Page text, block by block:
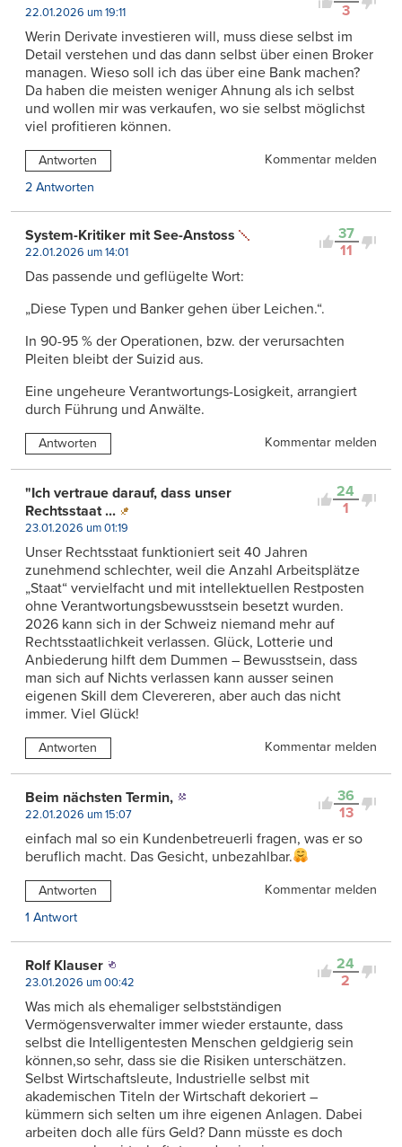
3
22.01.2026 um 19:11
Werin Derivate investieren will, muss diese selbst im
Detail verstehen und das dann selbst über einen Broker
managen. Wieso soll ich das über eine Bank machen?
Da haben die meisten weniger Ahnung als ich selbst
und wollen mir was verkaufen, wo sie selbst möglichst
viel profitieren können.
Antworten
Kommentar melden
2 Antworten
37
11
System-Kritiker mit See-Anstoss
22.01.2026 um 14:01
Das passende und geflügelte Wort:
„Diese Typen und Banker gehen über Leichen.“.
In 90-95 % der Operationen, bzw. der verursachten
Pleiten bleibt der Suizid aus.
Eine ungeheure Verantwortungs-Losigkeit, arrangiert
durch Führung und Anwälte.
Antworten Kommentar melden
24
1
"Ich vertraue darauf, dass unser
Rechtsstaat ...
23.01.2026 um 01:19
Unser Rechtsstaat funktioniert seit 40 Jahren
zunehmend schlechter, weil die Anzahl Arbeitsplätze
„Staat“ vervielfacht und mit intellektuellen Restposten
ohne Verantwortungsbewusstsein besetzt wurden.
2026 kann sich in der Schweiz niemand mehr auf
Rechtsstaatlichkeit verlassen. Glück, Lotterie und
Anbiederung hilft dem Dummen – Bewusstsein, dass
man sich auf Nichts verlassen kann ausser seinen
eigenen Skill dem Clevereren, aber auch das nicht
immer. Viel Glück!
Antworten Kommentar melden
36
13
Beim nächsten Termin,
22.01.2026 um 15:07
einfach mal so ein Kundenbetreuerli fragen, was er so
beruflich macht. Das Gesicht, unbezahlbar.
Antworten
Kommentar melden
1 Antwort
24
2
Rolf Klauser
23.01.2026 um 00:42
Was mich als ehemaliger selbstständigen
Vermögensverwalter immer wieder erstaunte, dass
selbst die Intelligentesten Menschen geldgierig sein
können,so sehr, dass sie die Risiken unterschätzen.
Selbst Wirtschaftsleute, Industrielle selbst mit
akademischen Titeln der Wirtschaft dekoriert –
kümmern sich selten um ihre eigenen Anlagen. Dabei
arbeiten doch alle fürs Geld? Dann müsste es doch